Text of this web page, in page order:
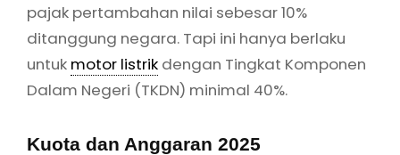
pajak pertambahan nilai sebesar 10%
ditanggung negara. Tapi ini hanya berlaku
untuk motor listrik dengan Tingkat Komponen
Dalam Negeri (TKDN) minimal 40%.
Kuota dan Anggaran 2025